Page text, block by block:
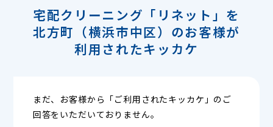
宅配クリーニング「リネット」を
北方町（横浜市中区）のお客様が
利用されたキッカケ
まだ、お客様から「ご利用されたキッカケ」のご
回答をいただいておりません。